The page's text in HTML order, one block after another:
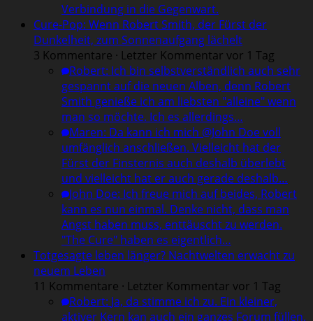
Verbindung in die Gegenwart.
Cure-Pop: Wenn Robert Smith, der Fürst der
Dunkelheit, zum Sonnenaufgang lächelt
3 Kommentare · Letzter Kommentar vor 1 Tag
Robert: Ich bin selbstverständlich auch sehr
gespannt auf die neuen Alben, denn Robert
Smith genieße ich am liebsten "alleine" wenn
man so möchte. Ich es allerdings…
Maren: Da kann ich mich @John Doe voll
umfänglich anschließen. Vielleicht hat der
Fürst der Finsternis auch deshalb überlebt
und vielleicht hat er auch gerade deshalb…
John Doe: Ich freue mich auf beides, Robert
kann es nun einmal. Denke nicht, dass man
Angst haben muss, enttäuscht zu werden.
"The Cure" haben es eigentlich…
Totgesagte leben länger? Nachtwelten erwacht zu
neuem Leben
11 Kommentare · Letzter Kommentar vor 1 Tag
Robert: Ja, da stimme ich zu. Ein kleiner,
aktiver Kern kan auch ein ganzes Forum füllen.